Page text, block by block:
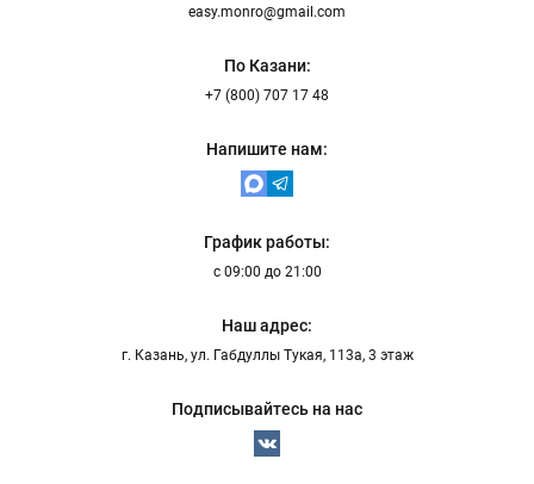
easy.monro@gmail.com
По Казани:
+7 (800) 707 17 48
Напишите нам:
График работы:
с 09:00 до 21:00
Наш адрес:
г. Казань, ул. Габдуллы Тукая, 113а, 3 этаж
Подписывайтесь на нас